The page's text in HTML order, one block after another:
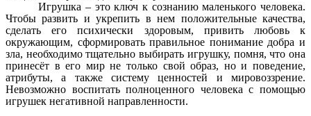
Игрушка – это ключ к сознанию маленького человека.
Чтобы развить и укрепить в нем положительные качества,
сделать его психически здоровым, привить любовь к
окружающим, сформировать правильное понимание добра и
зла, необходимо тщательно выбирать игрушку, помня, что она
принесёт в его мир не только свой образ, но и поведение,
атрибуты, а также систему ценностей и мировоззрение.
Невозможно воспитать полноценного человека с помощью
игрушек негативной направленности.